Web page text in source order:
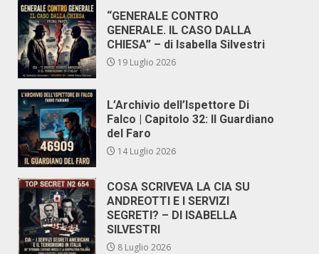
“GENERALE CONTRO
GENERALE. IL CASO DALLA
CHIESA” – di Isabella Silvestri
19 Luglio 2026
L’Archivio dell’Ispettore Di
Falco | Capitolo 32: Il Guardiano
del Faro
14 Luglio 2026
COSA SCRIVEVA LA CIA SU
ANDREOTTI E I SERVIZI
SEGRETI? – DI ISABELLA
SILVESTRI
8 Luglio 2026